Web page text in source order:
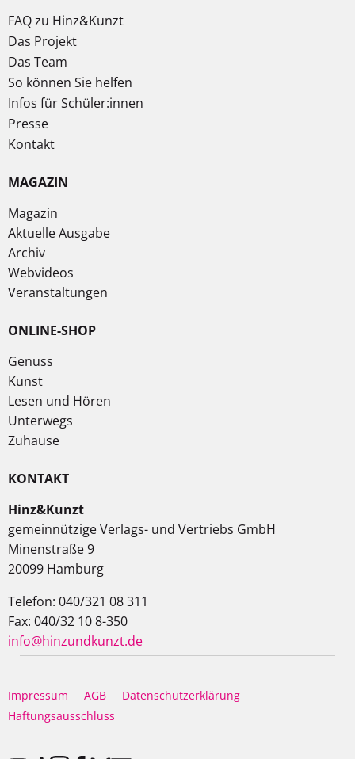
FAQ zu Hinz&Kunzt
Das Projekt
Das Team
So können Sie helfen
Infos für Schüler:innen
Presse
Kontakt
MAGAZIN
Magazin
Aktuelle Ausgabe
Archiv
Webvideos
Veranstaltungen
ONLINE-SHOP
Genuss
Kunst
Lesen und Hören
Unterwegs
Zuhause
KONTAKT
Hinz&Kunzt
gemeinnützige Verlags- und Vertriebs GmbH
Minenstraße 9
20099 Hamburg
Telefon: 040/321 08 311
Fax: 040/32 10 8-350
info@hinzundkunzt.de
Impressum AGB
Datenschutzerklärung
Haftungsausschluss